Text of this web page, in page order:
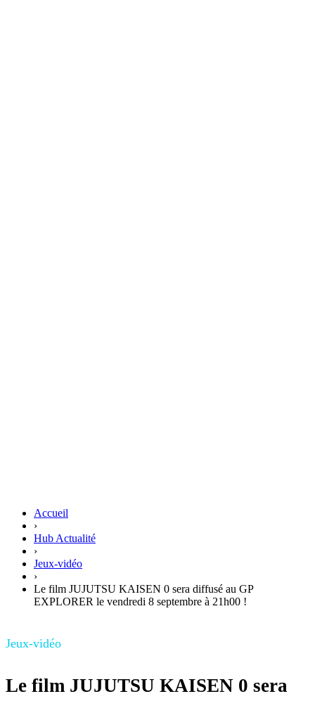
Accueil
›
Hub Actualité
›
Jeux-vidéo
›
Le film JUJUTSU KAISEN 0 sera diffusé au GP
EXPLORER le vendredi 8 septembre à 21h00 !
Jeux-vidéo
Le film JUJUTSU KAISEN 0 sera